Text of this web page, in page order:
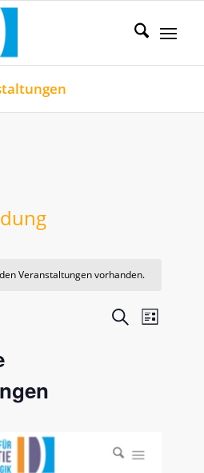
Veranstaltungen vorhanden.
SucheListe